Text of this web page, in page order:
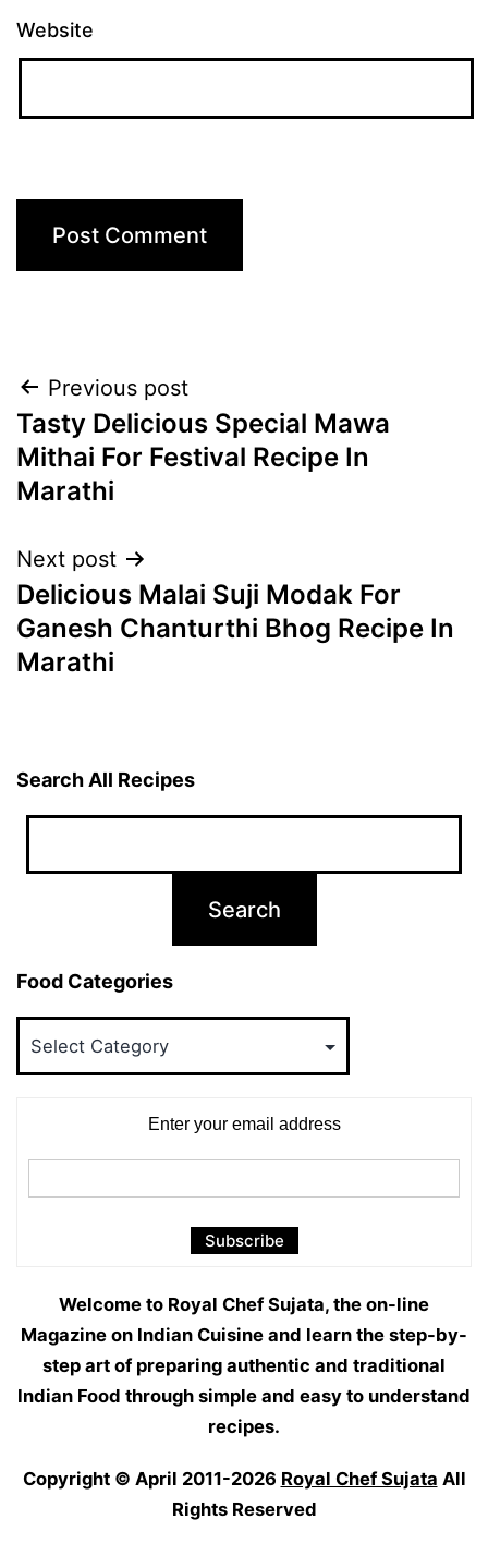
Website
Post
navigation
Previous post
Tasty Delicious Special Mawa
Mithai For Festival Recipe In
Marathi
Next post
Delicious Malai Suji Modak For
Ganesh Chanturthi Bhog Recipe In
Marathi
Search All Recipes
Food Categories
Enter your email address
Welcome to Royal Chef Sujata, the on-line
Magazine on Indian Cuisine and learn the step-by-
step art of preparing authentic and traditional
Indian Food through simple and easy to understand
recipes.
Copyright © April 2011-2026 Royal Chef Sujata All
Rights Reserved